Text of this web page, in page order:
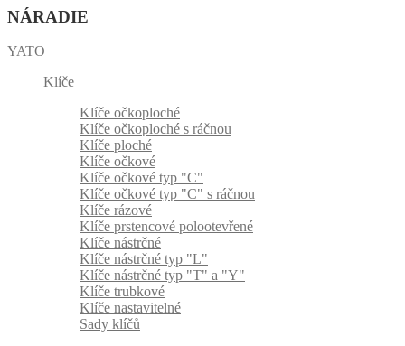
NÁRADIE
YATO
Klíče
Klíče očkoploché
Klíče očkoploché s ráčnou
Klíče ploché
Klíče očkové
Klíče očkové typ "C"
Klíče očkové typ "C" s ráčnou
Klíče rázové
Klíče prstencové polootevřené
Klíče nástrčné
Klíče nástrčné typ "L"
Klíče nástrčné typ "T" a "Y"
Klíče trubkové
Klíče nastavitelné
Sady klíčů